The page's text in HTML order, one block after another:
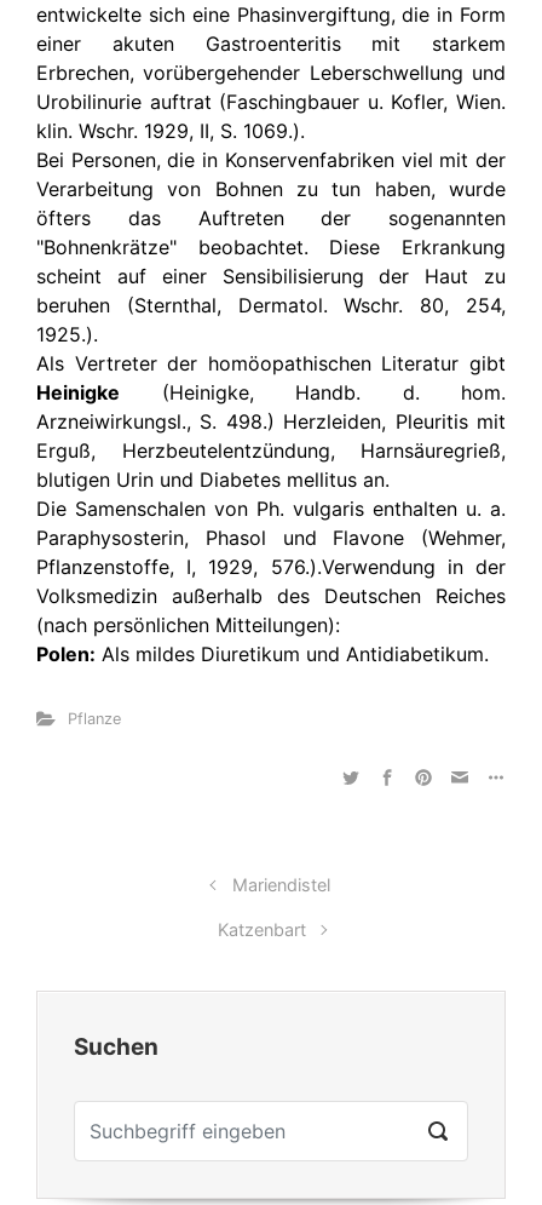
entwickelte sich eine Phasinvergiftung, die in Form
einer akuten Gastroenteritis mit starkem
Erbrechen, vorübergehender Leberschwellung und
Urobilinurie auftrat (Faschingbauer u. Kofler, Wien.
klin. Wschr. 1929, II, S. 1069.).
Bei Personen, die in Konservenfabriken viel mit der
Verarbeitung von Bohnen zu tun haben, wurde
öfters das Auftreten der sogenannten
"Bohnenkrätze" beobachtet. Diese Erkrankung
scheint auf einer Sensibilisierung der Haut zu
beruhen (Sternthal, Dermatol. Wschr. 80, 254,
1925.).
Als Vertreter der homöopathischen Literatur gibt
Heinigke (Heinigke, Handb. d. hom.
Arzneiwirkungsl., S. 498.) Herzleiden, Pleuritis mit
Erguß, Herzbeutelentzündung, Harnsäuregrieß,
blutigen Urin und Diabetes mellitus an.
Die Samenschalen von Ph. vulgaris enthalten u. a.
Paraphysosterin, Phasol und Flavone (Wehmer,
Pflanzenstoffe, I, 1929, 576.).Verwendung in der
Volksmedizin außerhalb des Deutschen Reiches
(nach persönlichen Mitteilungen):
Polen: Als mildes Diuretikum und Antidiabetikum.
Pflanze
Mariendistel
Katzenbart
Suchen